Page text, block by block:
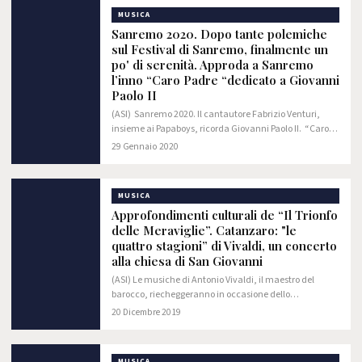
MUSICA
Sanremo 2020. Dopo tante polemiche
sul Festival di Sanremo, finalmente un
po' di serenità. Approda a Sanremo
l’inno “Caro Padre “dedicato a Giovanni
Paolo II
(ASI) Sanremo 2020. Il cantautore Fabrizio Venturi,
insieme ai Papaboys, ricorda Giovanni Paolo II. “Caro
Padre” è il brano dedicato al Santo Polacco, il quale ha
29 Gennaio 2020
MUSICA
Approfondimenti culturali de “Il Trionfo
delle Meraviglie”. Catanzaro: "le
quattro stagioni” di Vivaldi, un concerto
alla chiesa di San Giovanni
(ASI) Le musiche di Antonio Vivaldi, il maestro del
barocco, riecheggeranno in occasione dello
straordinario concerto gratuito in programma oggi,
20 Dicembre 2019